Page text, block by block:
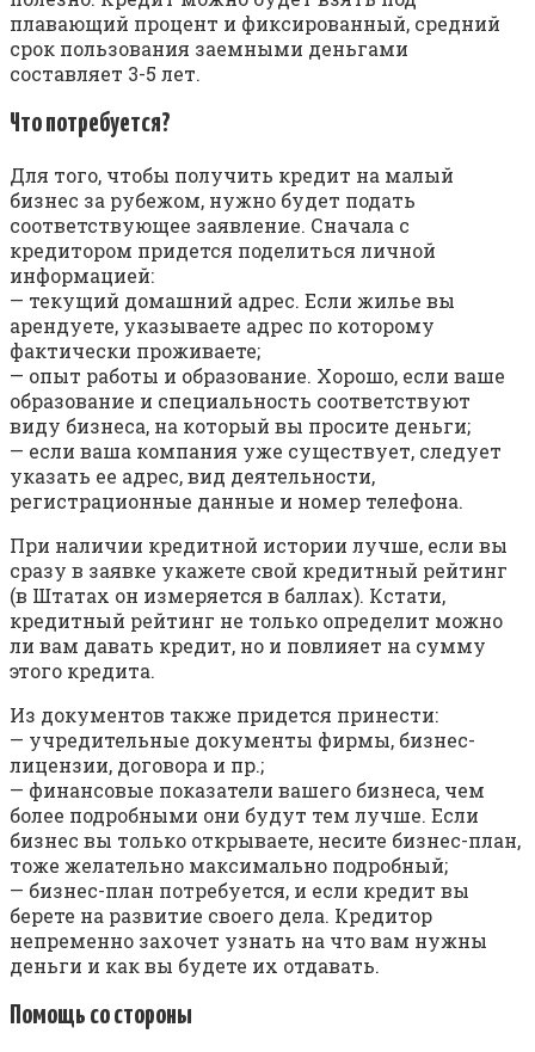
плавающий процент и фиксированный, средний
срок пользования заемными деньгами
составляет 3-5 лет.
Что потребуется?
Для того, чтобы получить кредит на малый
бизнес за рубежом, нужно будет подать
соответствующее заявление. Сначала с
кредитором придется поделиться личной
информацией:
— текущий домашний адрес. Если жилье вы
арендуете, указываете адрес по которому
фактически проживаете;
— опыт работы и образование. Хорошо, если ваше
образование и специальность соответствуют
виду бизнеса, на который вы просите деньги;
— если ваша компания уже существует, следует
указать ее адрес, вид деятельности,
регистрационные данные и номер телефона.
При наличии кредитной истории лучше, если вы
сразу в заявке укажете свой кредитный рейтинг
(в Штатах он измеряется в баллах). Кстати,
кредитный рейтинг не только определит можно
ли вам давать кредит, но и повлияет на сумму
этого кредита.
Из документов также придется принести:
— учредительные документы фирмы, бизнес-
лицензии, договора и пр.;
— финансовые показатели вашего бизнеса, чем
более подробными они будут тем лучше. Если
бизнес вы только открываете, несите бизнес-план,
тоже желательно максимально подробный;
— бизнес-план потребуется, и если кредит вы
берете на развитие своего дела. Кредитор
непременно захочет узнать на что вам нужны
деньги и как вы будете их отдавать.
Помощь со стороны